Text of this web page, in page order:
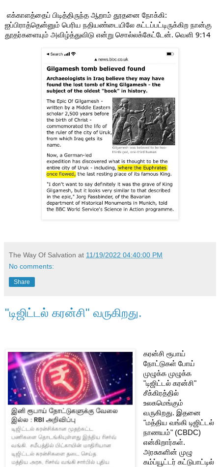
எக்காளத்தைப் பிடித்திருந்த ஆறாம் தூதனை நோக்கி:
ஐப்பிராத்தென்னும் பெரிய நதியண்டையிலே கட்டப்பட்டிருக்கிற நான்கு
தூதர்களையும் அவிழ்த்துவிடு என்று சொல்லக்கேட்டேன். வெளி 9:14
The Way Of Salvation at 11/19/2022 04:40:00 PM
No comments:
Share
"டிஜிட்டல் கரன்சி" வருகிறது.
கரன்சி ரூபாய்
நோட்டுகள் போய்
முழுக்க முழுக்க
"டிஜிட்டல் கரன்சி"
சீக்கிரத்தில்
உலகமெங்கும்
வருகிறது. இதனை
"மத்திய வங்கி டிஜிட்டல்
நாணயம்" (CBDC)
என்கிறார்கள்.
அரசுகளின் முழு
கம்ப்யூட்டர் கட்டுபாட்டில்